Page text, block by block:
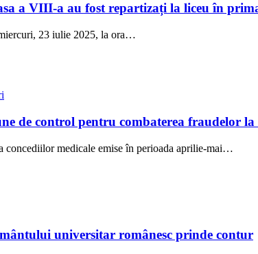
a VIII-a au fost repartizați la liceu în
23 iulie 2025, la ora…
de control pentru combaterea fraudelor la
concediilor medicale emise în perioada aprilie-mai…
universitar românesc prinde contur